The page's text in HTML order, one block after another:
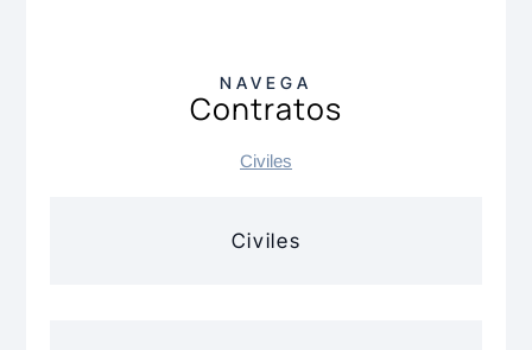
NAVEGA
Contratos
Civiles
Civiles